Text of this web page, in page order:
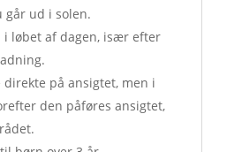
går ud i solen.
i løbet af dagen, især efter
direkte på ansigtet, men i
den påføres ansigtet,